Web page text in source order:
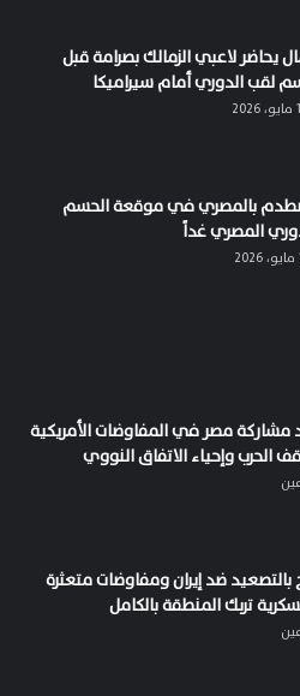
يحاضر لاعبي الزمالك بصرامة قبل
لقب الدوري أمام سيراميكا
بالمصري في موقعة الحسم
المصري غداً
مشاركة مصر في المفاوضات الأمريكية
الحرب وإحياء الاتفاق النووي
بالتصعيد ضد إيران ومفاوضات متعثرة
تربك المنطقة بالكامل